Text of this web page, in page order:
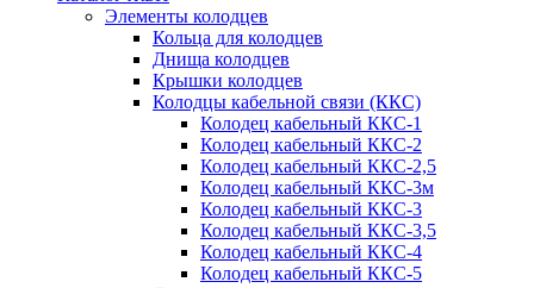
Элементы колодцев
Кольца для колодцев
Днища колодцев
Крышки колодцев
Колодцы кабельной связи (ККС)
Колодец кабельный ККС-1
Колодец кабельный ККС-2
Колодец кабельный ККС-2,5
Колодец кабельный ККС-3м
Колодец кабельный ККС-3
Колодец кабельный ККС-3,5
Колодец кабельный ККС-4
Колодец кабельный ККС-5